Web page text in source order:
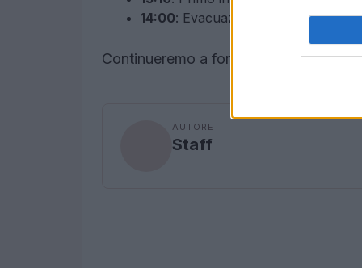
14:00: Evacuazione dell’area
Continueremo a fornire
AUTORE
Staff